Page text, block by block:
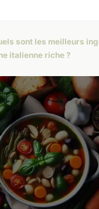
sont les meilleurs
italienne riche ?